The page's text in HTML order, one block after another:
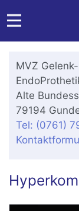
MVZ
Alte
79194
Tel: (0761)